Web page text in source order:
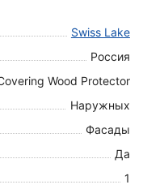
Swiss Lake
Россия
Wood Protector
Наружных
Фасады
Да
1